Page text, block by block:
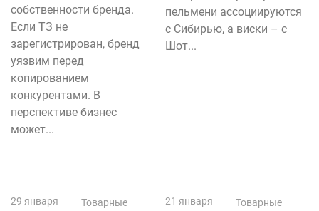
собственности бренда.
Если ТЗ не
зарегистрирован, бренд
уязвим перед
копированием
конкурентами. В
перспективе бизнес
может...
пельмени ассоциируются
с Сибирью, а виски – с
Шот...
29 января
Товарные
21 января
Товарные